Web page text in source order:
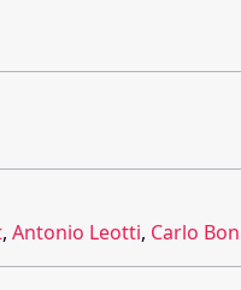
, Antonio Leotti, Carlo